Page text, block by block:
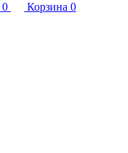
0 Корзина 0